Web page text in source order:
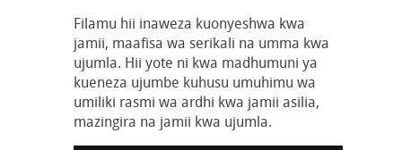
Filamu hii inaweza kuonyeshwa kwa
jamii, maafisa wa serikali na umma kwa
ujumla. Hii yote ni kwa madhumuni ya
kueneza ujumbe kuhusu umuhimu wa
umiliki rasmi wa ardhi kwa jamii asilia,
mazingira na jamii kwa ujumla.